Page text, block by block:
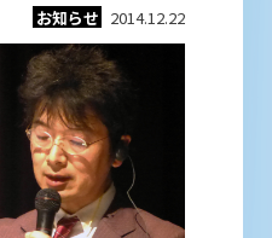
お知らせ 2014.12.22